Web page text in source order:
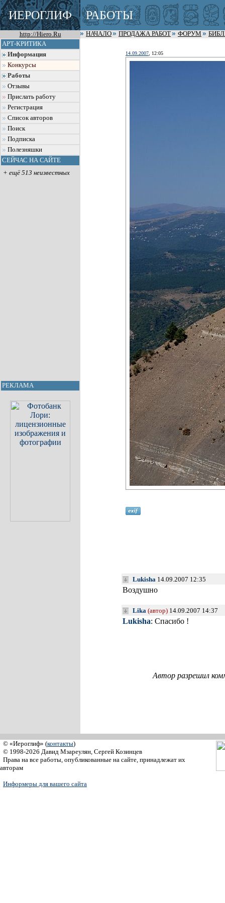
ИЕРОГЛИФ РАБОТЫ
http://Hiero.Ru НАЧАЛО ПРОДАЖА РАБОТ ФОРУМ
АРТ-КРИТИКА
Информация
Конкурсы
Работы
Отзывы
Прислать работу
Регистрация
Список авторов
Поиск
Подписка
Полезняшки
СЕЙЧАС НА САЙТЕ
+ ещё 513 неизвестных
РЕКЛАМА
14.09.2007 , 12:05
Lukisha 14.09.2007 12:35
Воздушно
Lika (автор) 14.09.2007 14:37
Lukisha: Спасибо !
Автор разрешил
© «Иероглиф» (контакты)
© 1998-2026 Давид Мзареулян, Сергей Козинцев
Права на все работы, опубликованные на сайте, принадлежат их
авторам
Информеры для вашего сайта